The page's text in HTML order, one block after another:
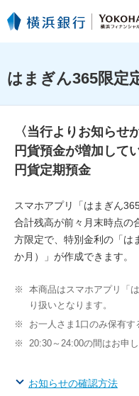
はまぎん365限定
〈当行よりお知らせ
円貨預金が増加して
円貨定期預金
スマホアプリ「はまぎん
合計残高が前々月末時点の
方限定で、特別金利の「は
か月）」が作成できます。
※
本商品はスマホアプリ「
り扱いとなります。
※
お一人さま1口のみ保有す
※
20:30～24:00の間はお申
お知らせの確認方法